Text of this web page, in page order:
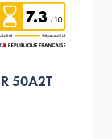
7.3
50A2T